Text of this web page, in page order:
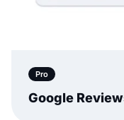
Pro
Google